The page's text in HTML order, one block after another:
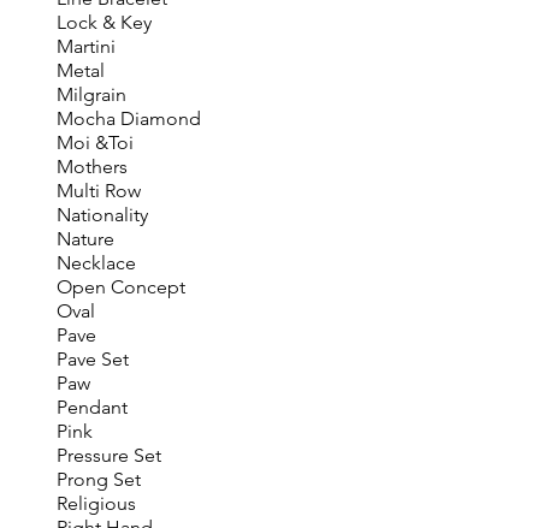
Lock & Key
Martini
Metal
Milgrain
Mocha Diamond
Moi &Toi
Mothers
Multi Row
Nationality
Nature
Necklace
Open Concept
Oval
Pave
Pave Set
Paw
Pendant
Pink
Pressure Set
Prong Set
Religious